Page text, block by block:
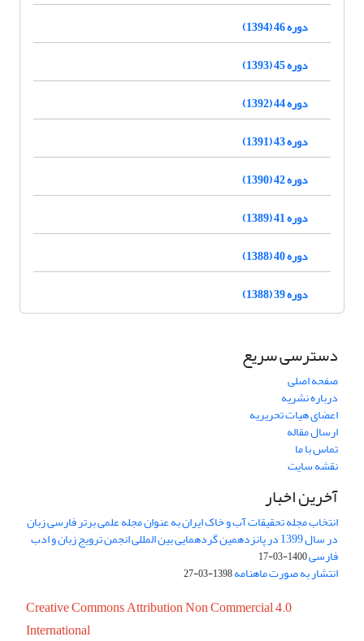
دوره 46 (1394)
دوره 45 (1393)
دوره 44 (1392)
دوره 43 (1391)
دوره 42 (1390)
دوره 41 (1389)
دوره 40 (1388)
دوره 39 (1388)
دسترسی سریع
صفحه اصلی
درباره نشریه
اعضای هیات تحریریه
ارسال مقاله
تماس با ما
نقشه سایت
آخرین اخبار
انتخاب مجله تحقیقات آب و خاک ایران به عنوان مجله علمی برتر فارسی زبان
در سال 1399 در پانزدهمین گردهمایی بین المللی انجمن ترویج زبان و ادب
فارسی1400-03-17
انتشار به صورت ماهنامه1398-03-27
Creative Commons Attribution Non Commercial 4.0
International